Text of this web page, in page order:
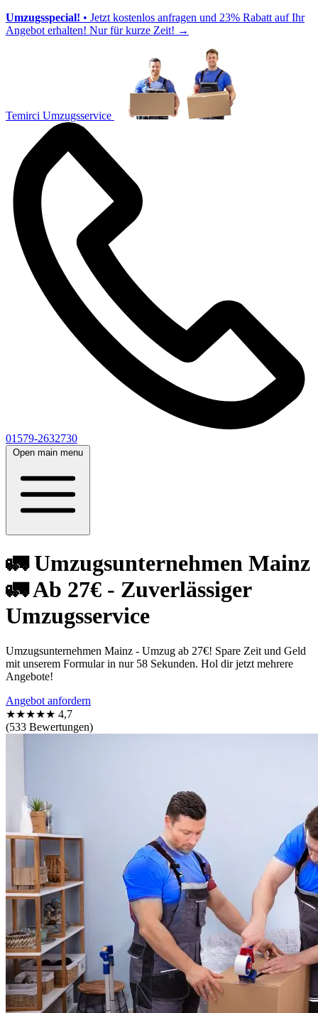
Umzugsspecial! • Jetzt kostenlos anfragen und 23% Rabatt auf Ihr
Angebot erhalten! Nur für kurze Zeit! →
Temirci Umzugsservice
01579-2632730
Open main menu
🚛 Umzugsunternehmen Mainz
🚛 Ab 27€ - Zuverlässiger
Umzugsservice
Umzugsunternehmen Mainz - Umzug ab 27€! Spare Zeit und Geld
mit unserem Formular in nur 58 Sekunden. Hol dir jetzt mehrere
Angebote!
Angebot anfordern
★★★★★ 4,7
(533 Bewertungen)